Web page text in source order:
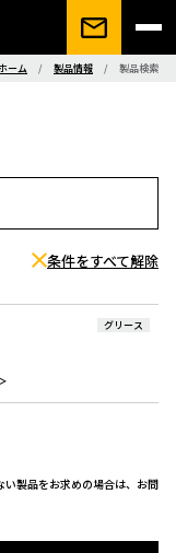
ーム / 製品情報 / 製品検索
条件をすべて解除
グリース
製品をお求めの場合は、お問